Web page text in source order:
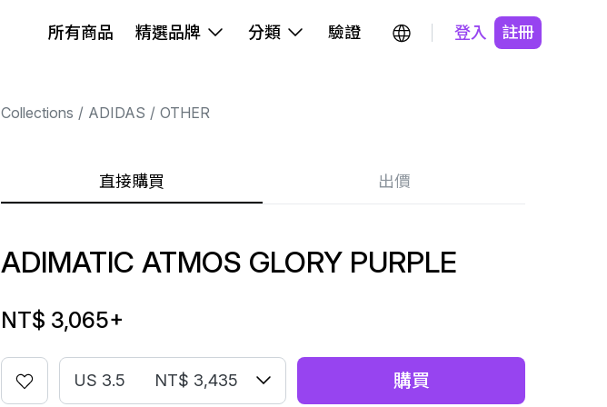
所有商品 精選品牌 分類 驗證 登入 註冊
Collections ADIDAS OTHER
直接購買 出價
ADIMATIC ATMOS GLORY PURPLE
NT$ 3,065+
US 3.5 NT$ 3,435 購買